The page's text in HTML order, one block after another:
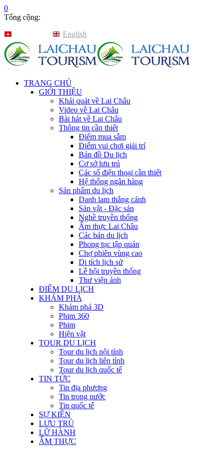
0
Tổng cộng:
English
TRANG CHỦ
GIỚI THIỆU
Khái quát về Lai Châu
Video về Lai Châu
Bài hát về Lai Châu
Thông tin cần thiết
Điểm mua sắm
Điểm vui chơi giải trí
Bản đồ Du lịch
Cơ sở lưu trú
Các số điện thoại cần thiết
Hệ thống ngân hàng
Sản phẩm du lịch
Danh lam thắng cảnh
Sản vật - Đặc sản
Nghề truyền thống
Ẩm thực Lai Châu
Các bản du lịch
Phong tục tập quán
Chợ phiên vùng cao
Di tích lịch sử
Lễ hội truyền thống
Thư viện ảnh
ĐIỂM DU LỊCH
KHÁM PHÁ
Khám phá 3D
Phim 360
Phim
Hiện vật
TOUR DU LỊCH
Tour du lịch nội tỉnh
Tour du lịch liên tỉnh
Tour du lịch quốc tế
TIN TỨC
Tin địa phương
Tin trong nước
Tin quốc tế
SỰ KIỆN
LƯU TRÚ
LỮ HÀNH
ẨM THỰC